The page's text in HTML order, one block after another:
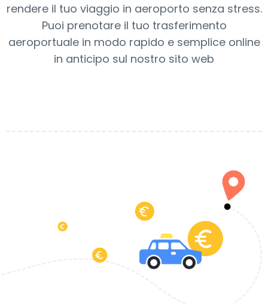
rendere il tuo viaggio in aeroporto senza stress.
Puoi prenotare il tuo trasferimento
aeroportuale in modo rapido e semplice online
in anticipo sul nostro sito web